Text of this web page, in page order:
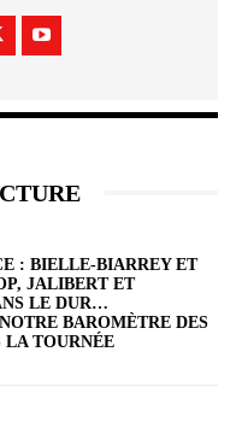
: BIELLE-BIARREY ET
JALIBERT ET
LE DUR…
BAROMÈTRE DES
LA TOURNÉE